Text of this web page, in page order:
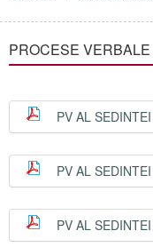
PROCESE VERBALE
PV AL
PV AL
PV AL